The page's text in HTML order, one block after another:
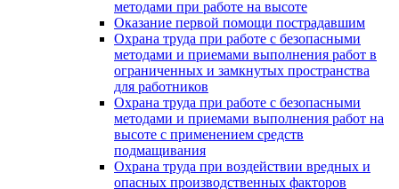
методами при работе на высоте
Оказание первой помощи пострадавшим
Охрана труда при работе с безопасными
методами и приемами выполнения работ в
ограниченных и замкнутых пространства
для работников
Охрана труда при работе с безопасными
методами и приемами выполнения работ на
высоте с применением средств
подмащивания
Охрана труда при воздействии вредных и
опасных производственных факторов